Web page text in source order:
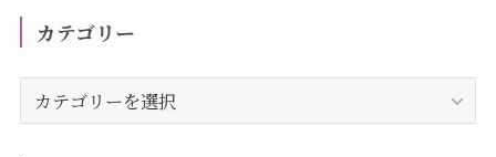
カテゴリー
テ